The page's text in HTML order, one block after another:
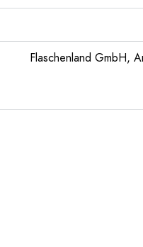
Flaschenland GmbH,